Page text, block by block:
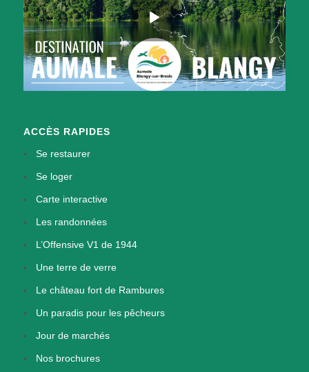
ACCÈS RAPIDES
Se restaurer
Se loger
Carte interactive
Les randonnées
L’Offensive V1 de 1944
Une terre de verre
Le château fort de Rambures
Un paradis pour les pêcheurs
Jour de marchés
Nos brochures